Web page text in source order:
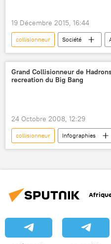
Sciences et tech
19 Décembre 2015, 16:44
collisionneur Société
Russie
Sibérie
Institut de physique nucléaire de
physique
collision
Grand Collisionneur de
recreation du Big Bang
24 Octobre 2008, 12:29
collisionneur Infographies
Suisse
Genève
Sciences et tech